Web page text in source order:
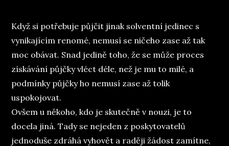
Když si potřebuje půjčit jinak solventní jedinec s
vynikajícím renomé, nemusí se ničeho zase až tak
moc obávat. Snad jedině toho, že se může proces
získávání půjčky vléct déle, než je mu to milé, a
podmínky půjčky ho nemusí zase až tolik
uspokojovat.
Ovšem u někoho, kdo je skutečně v nouzi, je to
docela jiná. Tady se nejeden z poskytovatelů
jednoduše zdráhá vyhovět a raději žádost zamítne,